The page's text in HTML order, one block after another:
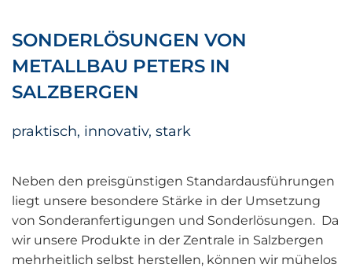
SONDERLÖSUNGEN VON
METALLBAU PETERS IN
SALZBERGEN
praktisch, innovativ, stark
Neben den preisgünstigen Standardausführungen
liegt unsere besondere Stärke in der Umsetzung
von Sonderanfertigungen und Sonderlösungen. Da
wir unsere Produkte in der Zentrale in Salzbergen
mehrheitlich selbst herstellen, können wir mühelos